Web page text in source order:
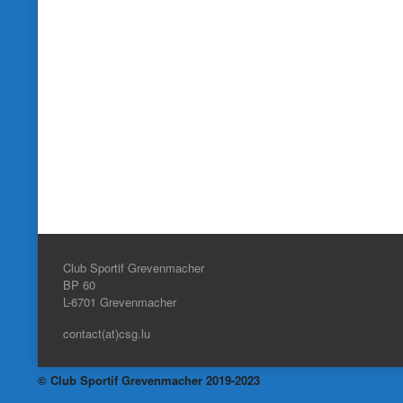
Club Sportif Grevenmacher
BP 60
L-6701 Grevenmacher
contact(at)csg.lu
© Club Sportif Grevenmacher 2019-2023